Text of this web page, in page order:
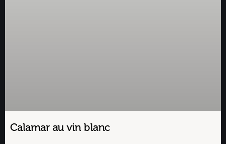
Calamar au vin blanc